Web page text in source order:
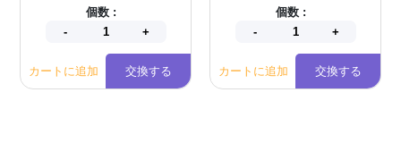
個数 :
カートに追加 交換する
個数 :
カートに追加 交換する